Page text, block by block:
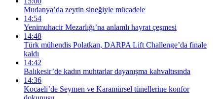
Mudanya’da zeytin sineğiyle mücadele
14:54
Yenimuhacir Mezarlığı’na anlamlı hayrat çeşmesi
14:48
Türk mühendis Polatkan, DARPA Lift Challenge’da finale
kaldı
14:42
Balıkesir’de kadın muhtarlar dayanışma kahvaltısında
14:36
Kocaeli’de Seymen ve Karamürsel tünellerine konfor